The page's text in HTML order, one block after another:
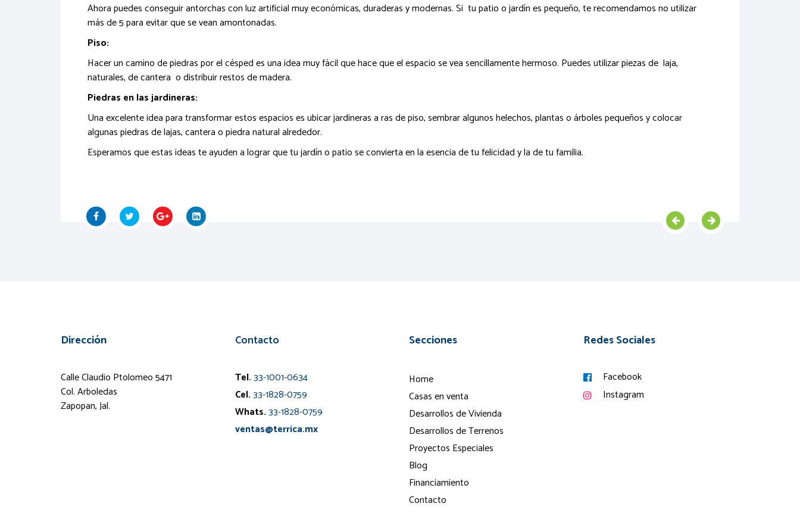
Ahora puedes conseguir antorchas con luz artificial muy económicas, duraderas y modernas. Si tu patio o jardín es pequeño, te recomendamos no utilizar
más de 5 para evitar que se vean amontonadas.
Piso:
Hacer un camino de piedras por el césped es una idea muy fácil que hace que el espacio se vea sencillamente hermoso. Puedes utilizar piezas de laja,
naturales, de cantera o distribuir restos de madera.
Piedras en las jardineras:
Una excelente idea para transformar estos espacios es ubicar jardineras a ras de piso, sembrar algunos helechos, plantas o árboles pequeños y colocar
algunas piedras de lajas, cantera o piedra natural alrededor.
Esperamos que estas ideas te ayuden a lograr que tu jardín o patio se convierta en la esencia de tu felicidad y la de tu familia.
Dirección
Calle Claudio Ptolomeo 5471
Col. Arboledas
Zapopan, Jal.
Contacto
Tel.33-1001-0634
Cel.33-1828-0759
Whats.33-1828-0759
ventas@terrica.mx
Secciones
Home
Casas en venta
Desarrollos de Vivienda
Desarrollos de Terrenos
Proyectos Especiales
Blog
Financiamiento
Contacto
Redes Sociales
Facebook
Instagram